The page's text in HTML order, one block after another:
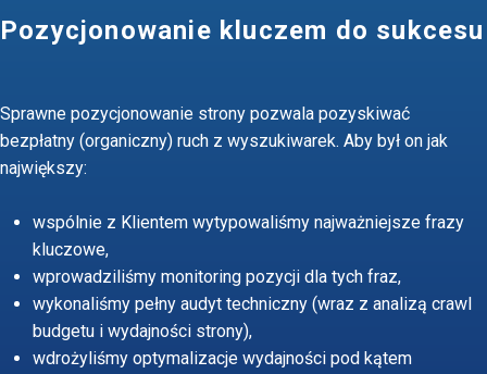
Pozycjonowanie kluczem do sukcesu
Sprawne pozycjonowanie strony pozwala pozyskiwać
bezpłatny (organiczny) ruch z wyszukiwarek. Aby był on jak
największy:
wspólnie z Klientem wytypowaliśmy najważniejsze frazy
kluczowe,
wprowadziliśmy monitoring pozycji dla tych fraz,
wykonaliśmy pełny audyt techniczny (wraz z analizą crawl
budgetu i wydajności strony),
wdrożyliśmy optymalizacje wydajności pod kątem